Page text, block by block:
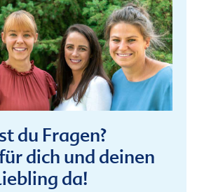
du Fragen?
dich und deinen
da!